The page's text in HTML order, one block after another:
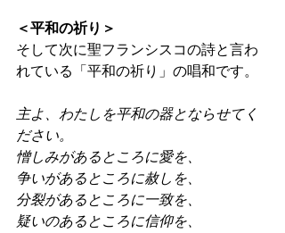
＜平和の祈り＞
そして次に聖フランシスコの詩と言わ
れている「平和の祈り」の唱和です。
主よ、わたしを平和の器とならせてく
ださい。
憎しみがあるところに愛を、
争いがあるところに赦しを、
分裂があるところに一致を、
疑いのあるところに信仰を、